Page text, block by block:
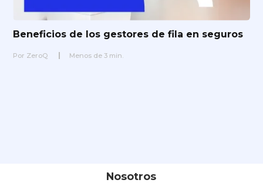
Beneficios de los gestores de fila en seguros
Por ZeroQ Menos de 3 min.
Nosotros